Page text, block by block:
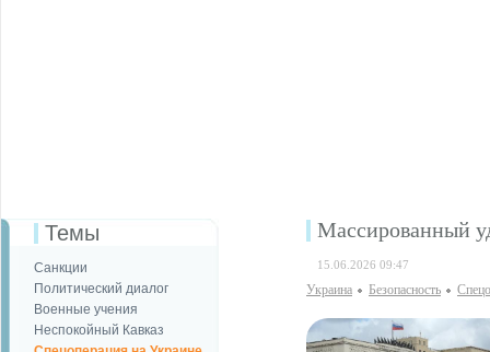
Темы
Санкции
Политический диалог
Военные учения
Неспокойный Кавказ
Массированный
15.06.2026 09:47
Украина Безопаcность